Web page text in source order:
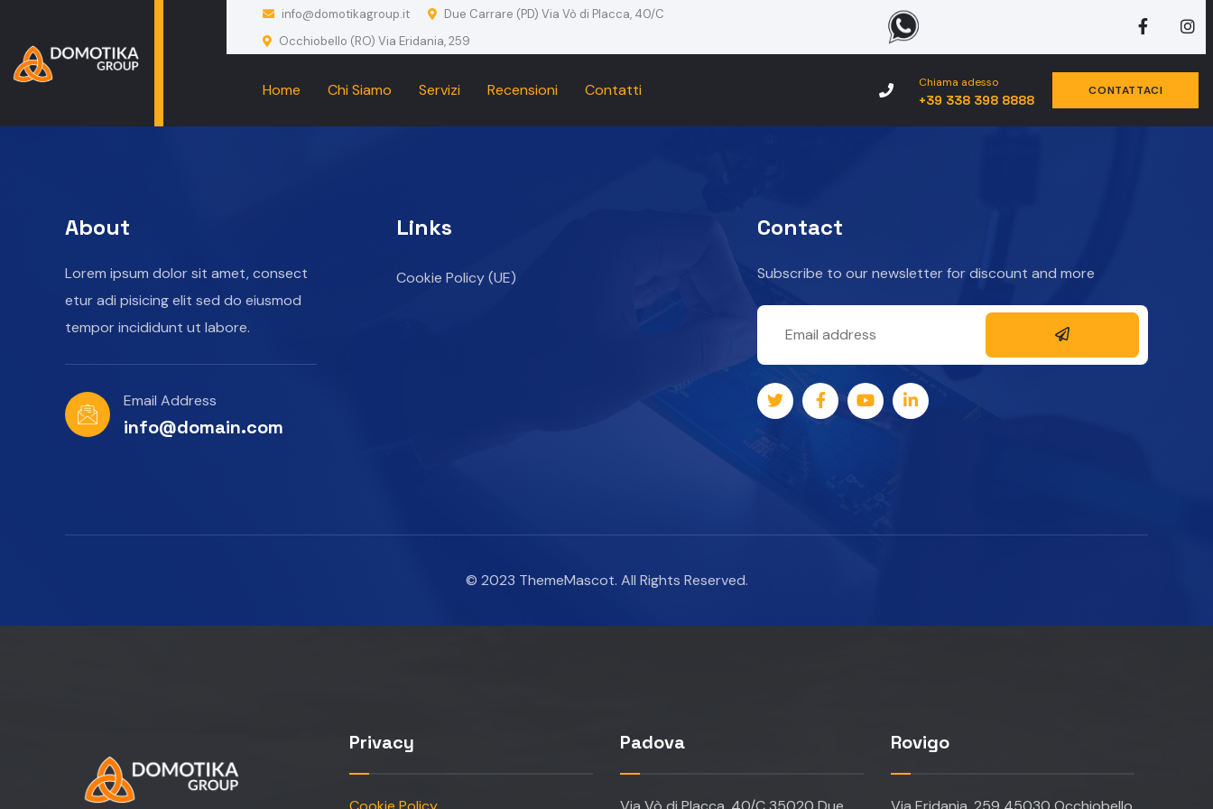
info@domotikagroup.it
Due Carrare (PD) Via Vò di Placca, 40/C
Occhiobello (RO) Via Eridania, 259
Home Chi Siamo Servizi Recensioni Contatti Chiama adesso
+39 338 398 8888
CONTATTACI
About
Lorem ipsum dolor sit amet, consect
etur adi pisicing elit sed do eiusmod
tempor incididunt ut labore.
Email Address
info@domain.com
Links
Cookie Policy (UE)
Contact
Subscribe to our newsletter for discount and more
© 2023 ThemeMascot. All Rights Reserved.
Privacy Padova Rovigo